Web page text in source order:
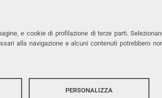
e cookie di profilazione di terze parti.
alla navigazione e alcuni contenuti potrebbero
PERSONALIZZA